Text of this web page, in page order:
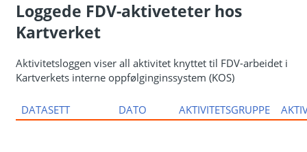
Loggede FDV-aktiveteter hos
Kartverket
Aktivitetsloggen viser all aktivitet knyttet til FDV-arbeidet i
Kartverkets interne oppfølginginssystem (KOS)
DATASETT DATO AKTIVITETSGRUPPE